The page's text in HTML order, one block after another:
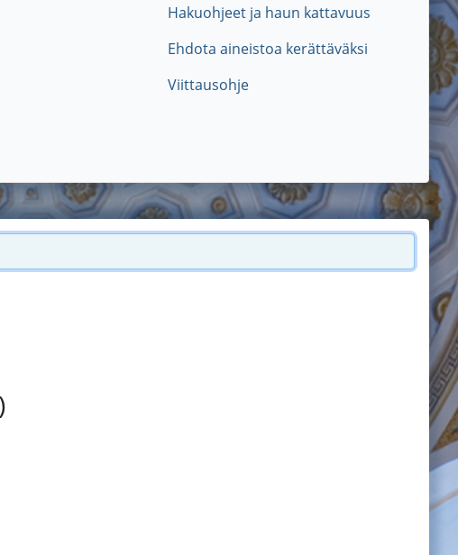
Hakuohjeet ja haun kattavuus
Ehdota aineistoa kerättäväksi
Viittausohje